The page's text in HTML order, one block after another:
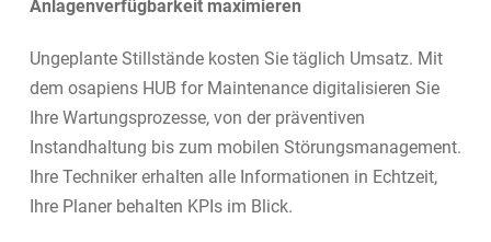
Anlagenverfügbarkeit maximieren
Ungeplante Stillstände kosten Sie täglich Umsatz. Mit
dem osapiens HUB for Maintenance digitalisieren Sie
Ihre Wartungsprozesse, von der präventiven
Instandhaltung bis zum mobilen Störungsmanagement.
Ihre Techniker erhalten alle Informationen in Echtzeit,
Ihre Planer behalten KPIs im Blick.